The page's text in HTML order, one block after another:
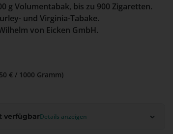
g Volumentabak, bis zu 900 Zigaretten.
und Virginia-Tabake.
von Eicken GmbH.
€ / 1000 Gramm)
verfügbarDetails anzeigen